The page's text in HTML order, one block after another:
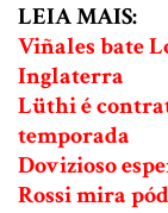
LEIA MAIS:
Viñales bate
Inglaterra
Lüthi é
temporada
Dovizioso
Rossi mira